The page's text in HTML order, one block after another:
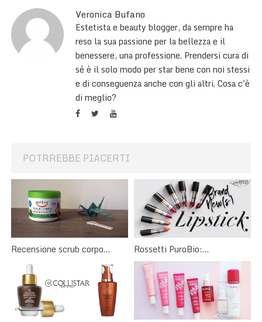
Veronica Bufano
Estetista e beauty blogger, da sempre ha
reso la sua passione per la bellezza e il
benessere, una professione. Prendersi cura di
sé è il solo modo per star bene con noi stessi
e di conseguenza anche con gli altri. Cosa c'è
di meglio?
POTRREBBE PIACERTI
Recensione scrub corpo
rimodellante Equilibra
Rossetti PuroBio:
caratteristiche e recensione